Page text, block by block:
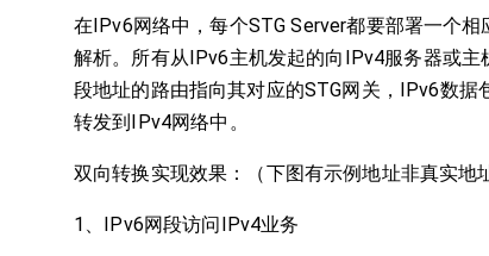
在IPv6网络中，每个STG Server都要部署一个
解析。所有从IPv6主机发起的向IPv4服务器或
段地址的路由指向其对应的STG网关，IPv6数
转发到IPv4网络中。
双向转换实现效果：（下图有示例地址非真实地
1、IPv6网段访问IPv4业务